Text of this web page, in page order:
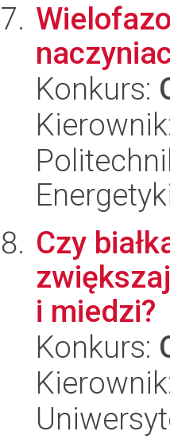
Konkurs:
Czy
i miedzi?
Konkurs: